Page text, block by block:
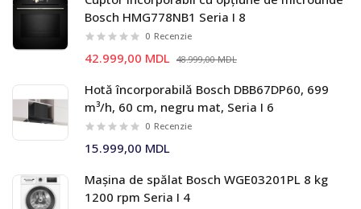
Bosch HMG778NB1 Seria I 8
0 Recenzie
42.999,00 MDL 48.999,00 MDL
Hotă încorporabilă Bosch DBB67DP60, 699
m³/h, 60 cm, negru mat, Seria I 6
0 Recenzie
15.999,00 MDL
Mașina de spălat Bosch WGE03201PL 8 kg
1200 rpm Seria I 4